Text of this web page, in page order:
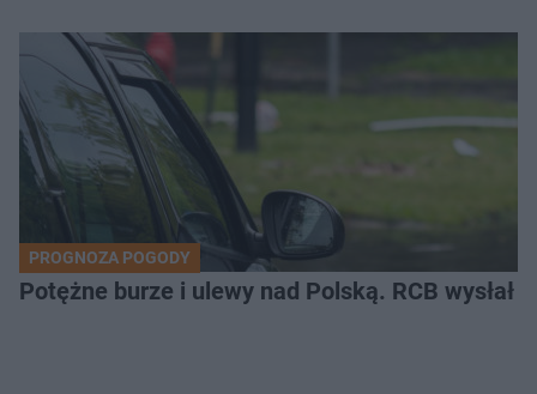
PROGNOZA POGODY
Potężne burze i ulewy nad Polską. RCB